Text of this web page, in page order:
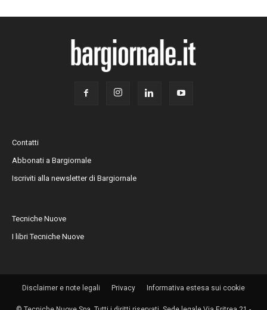
Contatti
Abbonati a Bargiornale
Iscriviti alla newsletter di Bargiornale
Tecniche Nuove
I libri Tecniche Nuove
Disclaimer e note legali Privacy Informativa estesa sui cookie